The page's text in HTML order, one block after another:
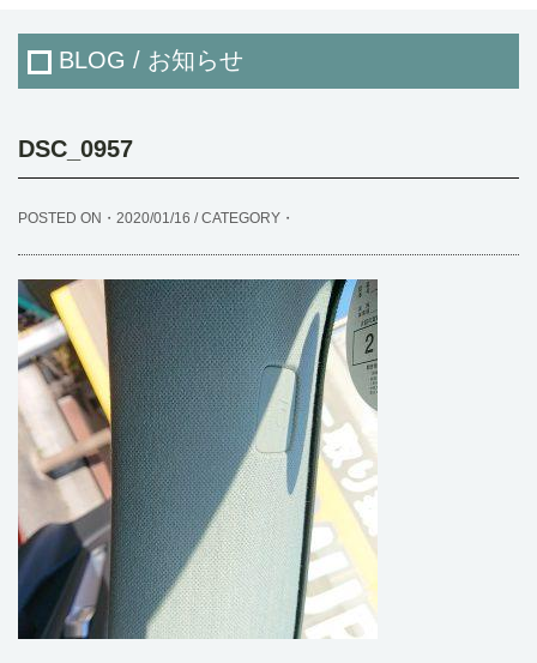
BLOG / お知らせ
DSC_0957
POSTED ON・2020/01/16 / CATEGORY・